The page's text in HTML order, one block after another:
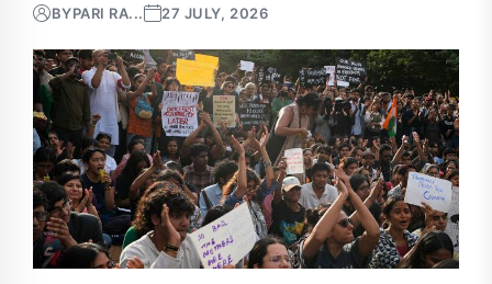
BYPARI RA... 27 JULY, 2026